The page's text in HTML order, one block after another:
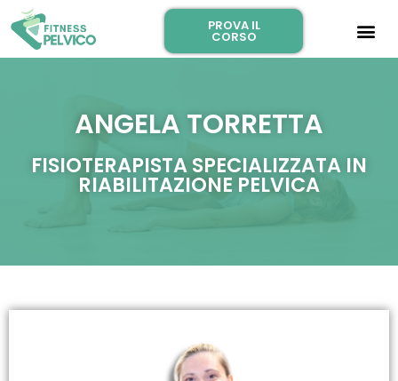
PROVA IL
CORSO
ANGELA TORRETTA
FISIOTERAPISTA SPECIALIZZATA IN
RIABILITAZIONE PELVICA